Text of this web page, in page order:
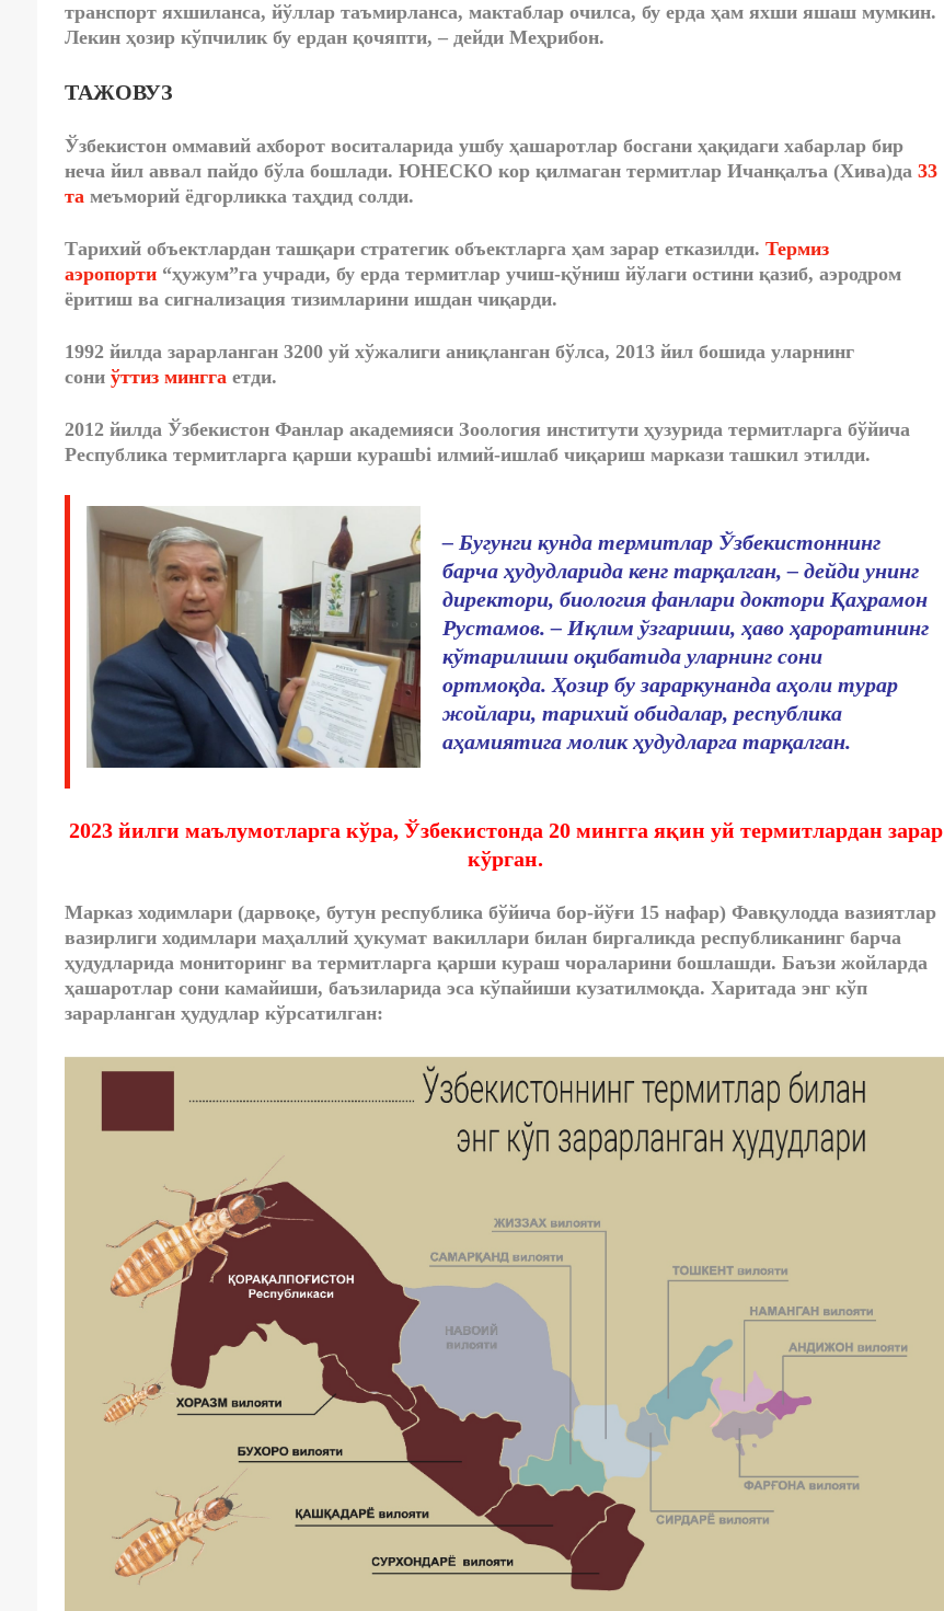
транспорт яхшиланса, йўллар таъмирланса, мактаблар очилса, бу ерда ҳам яхши яшаш мумкин.
Лекин ҳозир кўпчилик бу ердан қочяпти, – дейди Меҳрибон.
ТАЖОВУЗ
Ўзбекистон оммавий ахборот воситаларида ушбу ҳашаротлар босгани ҳақидаги хабарлар бир
неча йил аввал пайдо бўла бошлади. ЮНЕСКО кор қилмаган термитлар Ичанқалъа (Хива)да 33
тамеъморий ёдгорликка таҳдид солди.
Тарихий объектлардан ташқари стратегик объектларга ҳам зарар етказилди. Термиз
аэропорти“ҳужум”га учради, бу ерда термитлар учиш-қўниш йўлаги остини қазиб, аэродром
ёритиш ва сигнализация тизимларини ишдан чиқарди.
1992 йилда зарарланган 3200 уй хўжалиги аниқланган бўлса, 2013 йил бошида уларнинг
сони ўттиз минггаетди.
2012 йилда Ўзбекистон Фанлар академияси Зоология институти ҳузурида термитларга бўйича
Республика термитларга қарши курашbi илмий-ишлаб чиқариш маркази ташкил этилди.
– Бугунги кунда термитлар Ўзбекистоннинг
барча ҳудудларида кенг тарқалган, – дейди унинг
директори, биология фанлари доктори Қаҳрамон
Рустамов. – Иқлим ўзгариши, ҳаво ҳароратининг
кўтарилиши оқибатида уларнинг сони
ортмоқда. Ҳозир бу зараркунанда аҳоли турар
жойлари, тарихий обидалар, республика
аҳамиятига молик ҳудудларга тарқалган.
2023 йилги маълумотларга кўра, Ўзбекистонда 20 мингга яқин уй термитлардан зарар
кўрган.
Марказ ходимлари (дарвоқе, бутун республика бўйича бор-йўғи 15 нафар) Фавқулодда вазиятлар
вазирлиги ходимлари маҳаллий ҳукумат вакиллари билан биргаликда республиканинг барча
ҳудудларида мониторинг ва термитларга қарши кураш чораларини бошлашди. Баъзи жойларда
ҳашаротлар сони камайиши, баъзиларида эса кўпайиши кузатилмоқда. Харитада энг кўп
зарарланган ҳудудлар кўрсатилган: